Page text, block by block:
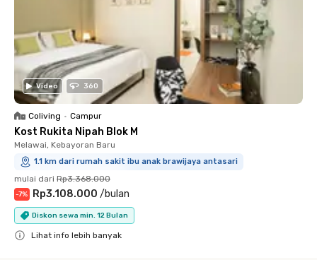
Video 360
Coliving • Campur
Kost Rukita Nipah Blok M
Melawai, Kebayoran Baru
1.1 km dari rumah sakit ibu anak brawijaya antasari
mulai dari Rp3.368.000
-7% Rp3.108.000 /bulan
Diskon sewa min. 12 Bulan
Lihat info lebih banyak